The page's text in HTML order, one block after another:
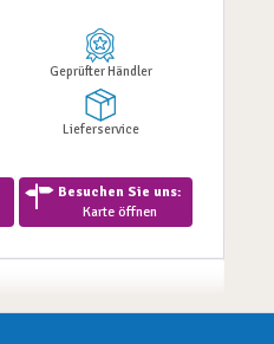
Geprüfter Händler
Lieferservice
Besuchen Sie uns:
Karte öffnen